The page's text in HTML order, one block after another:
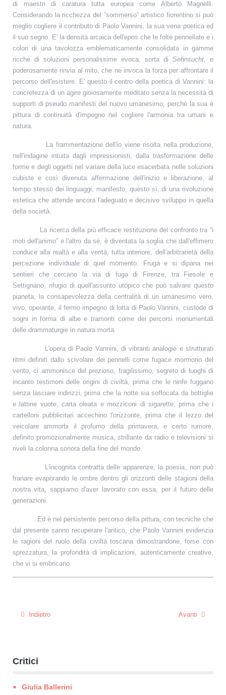
di maestri di caratura tutta europea come Alberto Magnelli.
Considerando la ricchezza del “sommerso” artistico fiorentino si può
meglio cogliere il contributo di Paolo Vannini, la sua vena poetica ed
il suo segno. E' la densità arcaica dell'epos che le folte pennellate e i
colori di una tavolozza emblematicamente consolidata in gamme
ricche di soluzioni personalissime evoca, sorta di Sehnsucht, e
poderosamente rinvia al mito, che ne invoca la forza per affrontare il
percorso dell'esistere. E' questo il centro della poetica di Vannini: la
concretezza di un agire gioiosamente meditato senza la necessità di
supporti di pseudo manifesti del nuovo umanesimo, perché la sua è
pittura di continuità d'impegno nel cogliere l'armonia tra umani e
natura.
La frammentazione dell'io viene risolta nella produzione,
nell'indagine intuita dagli impressionisti, dalla trasformazione delle
forme e degli oggetti nel variare della luce esacerbata nelle soluzioni
cubiste e così divenuta affermazione dell'inizio e liberazione, al
tempo stesso dei linguaggi, manifesto, questo sì, di una rivoluzione
estetica che attende ancora l'adeguato e decisivo sviluppo in quella
della società.
La ricerca della più efficace restituzione del confronto tra “i
moti dell'animo” e l'altro da sé, è diventata la soglia che dall'effimero
conduce alla realtà e alla verità, tutta interiore, dell'arbitrarietà della
percezione individuale di quel momento. Fruga e si dipana nei
sentieri che cercano la via di fuga di Firenze, tra Fiesole e
Settignano, rifugio di quell'assunto utopico che può salvare questo
pianeta, la consapevolezza della centralità di un umanesimo vero,
vivo, operante, il fermo impegno di lotta di Paolo Vannini, custode di
sogni in forma di albe e tramonti come dei percorsi monumentali
delle drammaturgie in natura morta.
L'opera di Paolo Vannini, di vibranti analogie e strutturati
ritmi definiti dallo scivolare dei pennelli come fugace mormorio del
vento, ci ammonisce del prezioso, fragilissimo, segreto di luoghi di
incanto testimoni delle origini di civiltà, prima che le ninfe fuggano
senza lasciare indirizzi, prima che la notte sia soffocata da bottiglie
e lattine vuote, carta oleata e mozziconi di sigarette, prima che i
cartelloni pubblicitari accechino l'orizzonte, prima che il lezzo del
veicolare ammorbi il profumo della primavera, e certo rumore,
definito promozionalmente musica, strillante da radio e televisioni si
riveli la colonna sonora della fine del mondo.
L'incognita contratta delle apparenze, la poesia, non può
franare evaporando le ombre dentro gli orizzonti delle stagioni della
nostra vita, sappiamo d'aver lavorato con essa, per il futuro delle
generazioni.
Ed è nel persistente percorso della pittura, con tecniche che
dal presente sanno recuperare l'antico, che Paolo Vannini evidenzia
le ragioni del ruolo della civiltà toscana dimostrandone, forse con
sprezzatura, la profondità di implicazioni, autenticamente creative,
che vi si embricano.
Indietro Avanti
Critici
Giulia Ballerini